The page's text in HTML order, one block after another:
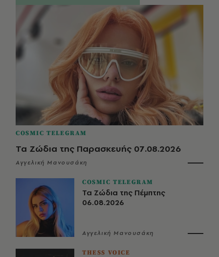
COSMIC TELEGRAM
Τα Ζώδια της Παρασκευής 07.08.2026
Αγγελική Μανουσάκη
COSMIC TELEGRAM
Τα Ζώδια της Πέμπτης
06.08.2026
Αγγελική Μανουσάκη
THESS VOICE